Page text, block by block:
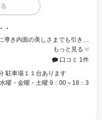
・
もっと見る
口コミ 1件
駐車場１１台あります
金曜・土曜 9：00～18：3